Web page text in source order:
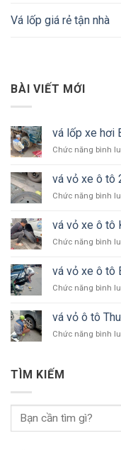
Vá lốp giá rẻ tận nhà
BÀI VIẾT MỚI
vá lốp xe hơi
Chức năng bình
vá vỏ xe ô tô
Chức năng bình
vá vỏ xe ô tô
Chức năng bình
vá vỏ xe ô tô
Chức năng bình
vá vỏ ô tô
Chức năng bình
TÌM KIẾM